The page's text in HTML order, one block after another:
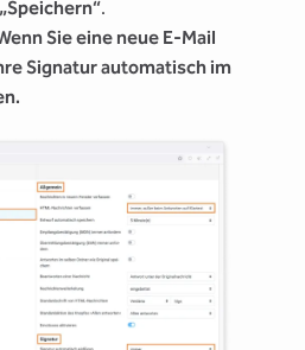
„Speichern“.
Sie eine neue E-Mail
Signatur automatisch im